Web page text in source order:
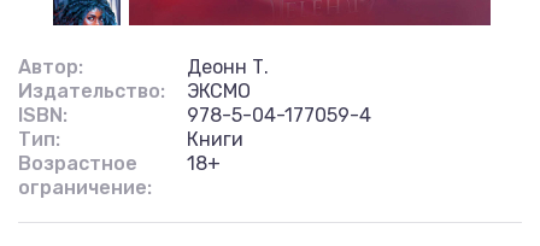
Автор:
Деонн Т.
Издательство:
ЭКСМО
ISBN:
978-5-04-177059-4
Тип:
Книги
Возрастное
ограничение:
18+